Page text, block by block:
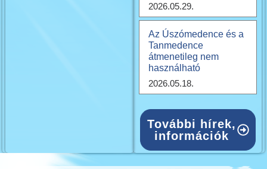
2026.05.29.
Az Úszómedence és a
Tanmedence
átmenetileg nem
használható
2026.05.18.
További hírek,
információk